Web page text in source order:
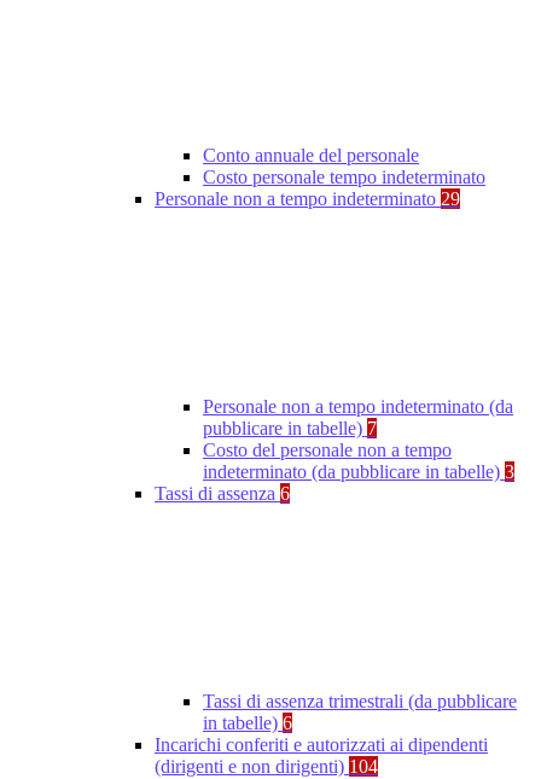
Conto annuale del personale
Costo personale tempo indeterminato
Personale non a tempo indeterminato 29
Personale non a tempo indeterminato (da
pubblicare in tabelle) 7
Costo del personale non a tempo
indeterminato (da pubblicare in tabelle) 3
Tassi di assenza 6
Tassi di assenza trimestrali (da pubblicare
in tabelle) 6
Incarichi conferiti e autorizzati ai dipendenti
(dirigenti e non dirigenti) 104